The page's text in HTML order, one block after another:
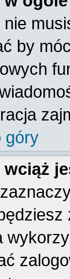
nie
by
góry
wciąż